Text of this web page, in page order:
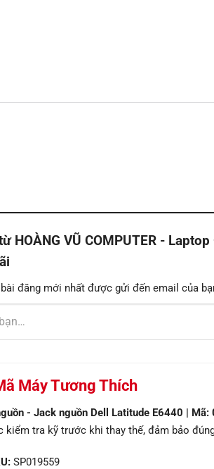
HOÀNG VŨ COMPUTER -
đăng mới nhất được gửi đến email của
Máy Tương Thích
- Jack nguồn Dell Latitude E6440 |
kiểm tra kỹ trước khi thay thế, đảm bảo
SP019559